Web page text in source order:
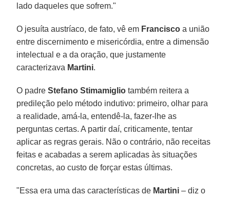
lado daqueles que sofrem."
O jesuíta austríaco, de fato, vê em Francisco a união
entre discernimento e misericórdia, entre a dimensão
intelectual e a da oração, que justamente
caracterizava Martini.
O padreStefano Stimamiglio também reitera a
predileção pelo método indutivo: primeiro, olhar para
a realidade, amá-la, entendê-la, fazer-lhe as
perguntas certas. A partir daí, criticamente, tentar
aplicar as regras gerais. Não o contrário, não receitas
feitas e acabadas a serem aplicadas às situações
concretas, ao custo de forçar estas últimas.
"Essa era uma das características de Martini – diz o